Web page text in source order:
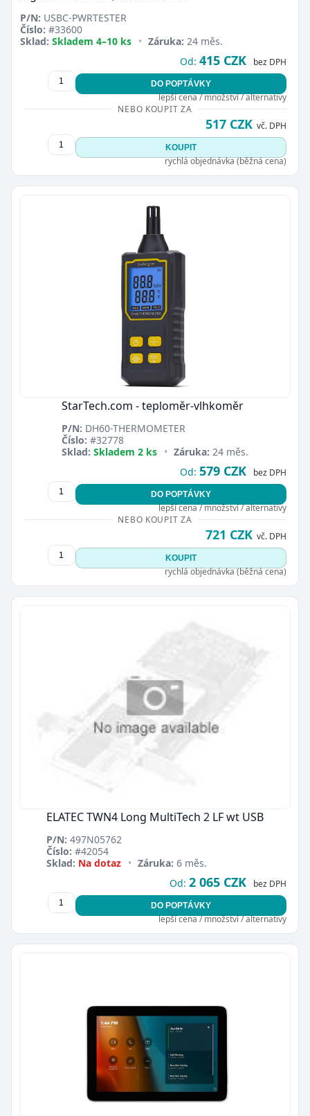
P/N: USBC-PWRTESTER
Číslo: #33600
Sklad: Skladem 4–10 ks • Záruka: 24 měs.
Od: 415 CZK bez DPH
DO POPTÁVKY
lepší cena / množství / alternativy
NEBO KOUPIT ZA
517 CZK vč. DPH
KOUPIT
rychlá objednávka (běžná cena)
StarTech.com - teploměr-vlhkoměr
P/N: DH60-THERMOMETER
Číslo: #32778
Sklad: Skladem 2 ks • Záruka: 24 měs.
Od: 579 CZK bez DPH
DO POPTÁVKY
lepší cena / množství / alternativy
NEBO KOUPIT ZA
721 CZK vč. DPH
KOUPIT
rychlá objednávka (běžná cena)
ELATEC TWN4 Long MultiTech 2 LF wt USB
P/N: 497N05762
Číslo: #42054
Sklad: Na dotaz • Záruka: 6 měs.
Od: 2 065 CZK bez DPH
DO POPTÁVKY
lepší cena / množství / alternativy